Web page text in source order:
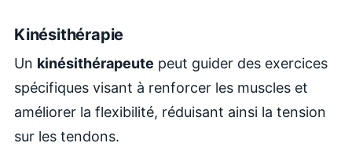
Kinésithérapie
Un kinésithérapeute peut guider des exercices
spécifiques visant à renforcer les muscles et
améliorer la flexibilité, réduisant ainsi la tension
sur les tendons.